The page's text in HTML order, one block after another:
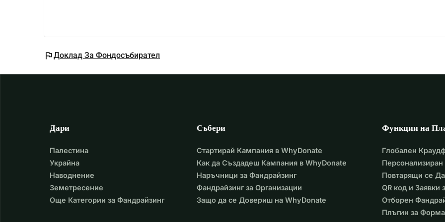
flagДоклад За Фондосъбирател
Дари
Палестина
Украйна
Наводнение
Земетресение
Още Категории за Фандрайзинг
Събери
Стартирай Кампания в WhyDonate
Как да Създадеш Кампания в WhyDonate
Наръчници за Фандрайзинг
Фандрайзинг за Организации
Защо да се Довериш на WhyDonate
Функции на
Глобален
Персонализиран
Повтарящи се
QR код и Заявки
Отборен
Плъгин за